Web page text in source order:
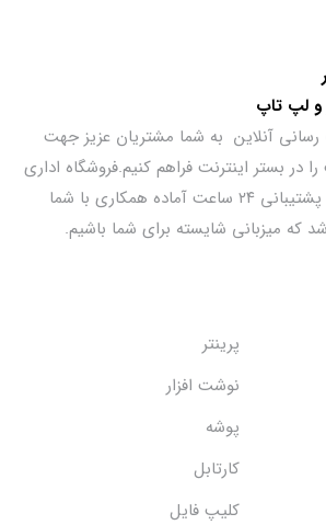
و لپ تاپ
رسانی آنلاین به شما مشتریان عزیز جهت
در بستر اینترنت فراهم کنیم.فروشگاه اداری
پخش با کادر مجرب با پشتیبانی ۲۴ ساعت آماده همکاری با شما
که میزبانی شایسته برای شما باشیم.
پرینتر
نوشت افزار
پوشه
کارتابل
کلیپ فایل